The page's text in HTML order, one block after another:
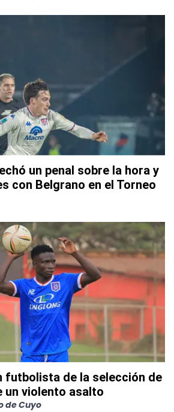
un penal sobre la hora y
con Belgrano en el Torneo
futbolista de la selección de
un violento asalto
de Cuyo